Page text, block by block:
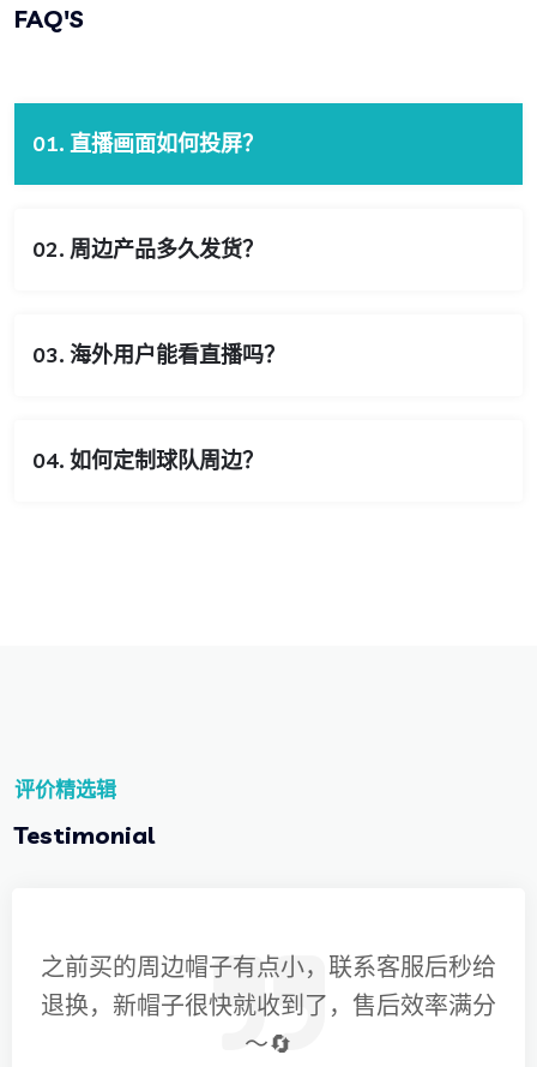
FAQ'S
01. 直播画面如何投屏？
02. 周边产品多久发货？
03. 海外用户能看直播吗？
04. 如何定制球队周边？
评价精选辑
Testimonial
之前买的周边帽子有点小，联系客服后秒给
退换，新帽子很快就收到了，售后效率满分
～🔄